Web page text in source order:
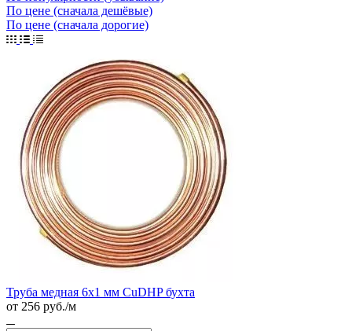
По цене (сначала дешёвые)
По цене (сначала дорогие)
Труба медная 6х1 мм CuDHP бухта
от 256 руб./м